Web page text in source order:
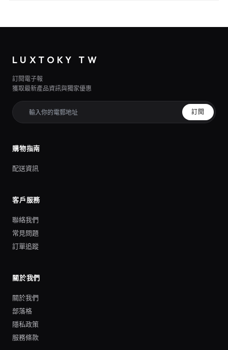
LUXTOKY TW
訂閱電子報
獲取最新產品資訊與獨家優惠
訂閱
購物指南
配送資訊
客戶服務
聯絡我們
常見問題
訂單追蹤
關於我們
關於我們
部落格
隱私政策
服務條款